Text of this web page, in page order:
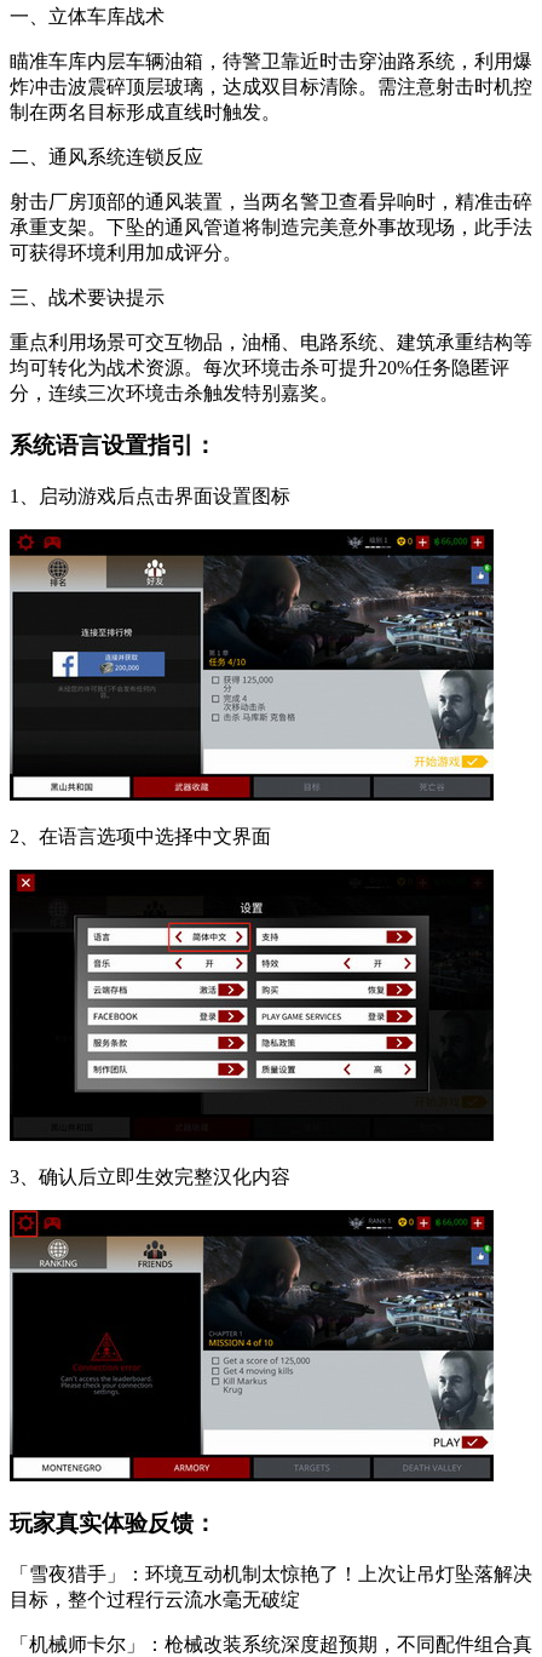
一、立体车库战术
瞄准车库内层车辆油箱，待警卫靠近时击穿油路系统，利用爆
炸冲击波震碎顶层玻璃，达成双目标清除。需注意射击时机控
制在两名目标形成直线时触发。
二、通风系统连锁反应
射击厂房顶部的通风装置，当两名警卫查看异响时，精准击碎
承重支架。下坠的通风管道将制造完美意外事故现场，此手法
可获得环境利用加成评分。
三、战术要诀提示
重点利用场景可交互物品，油桶、电路系统、建筑承重结构等
均可转化为战术资源。每次环境击杀可提升20%任务隐匿评
分，连续三次环境击杀触发特别嘉奖。
系统语言设置指引：
1、启动游戏后点击界面设置图标
2、在语言选项中选择中文界面
3、确认后立即生效完整汉化内容
玩家真实体验反馈：
「雪夜猎手」：环境互动机制太惊艳了！上次让吊灯坠落解决
目标，整个过程行云流水毫无破绽
「机械师卡尔」：枪械改装系统深度超预期，不同配件组合真